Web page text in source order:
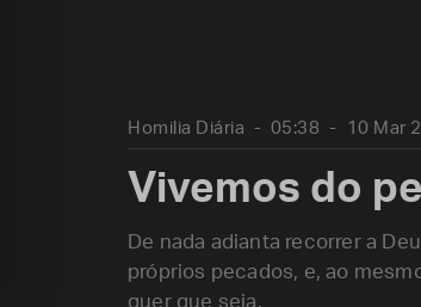
Homilia Diária 05:38 10 Mar
Vivemos do
De nada adianta recorrer a
próprios pecados, e, ao
quer que seja.